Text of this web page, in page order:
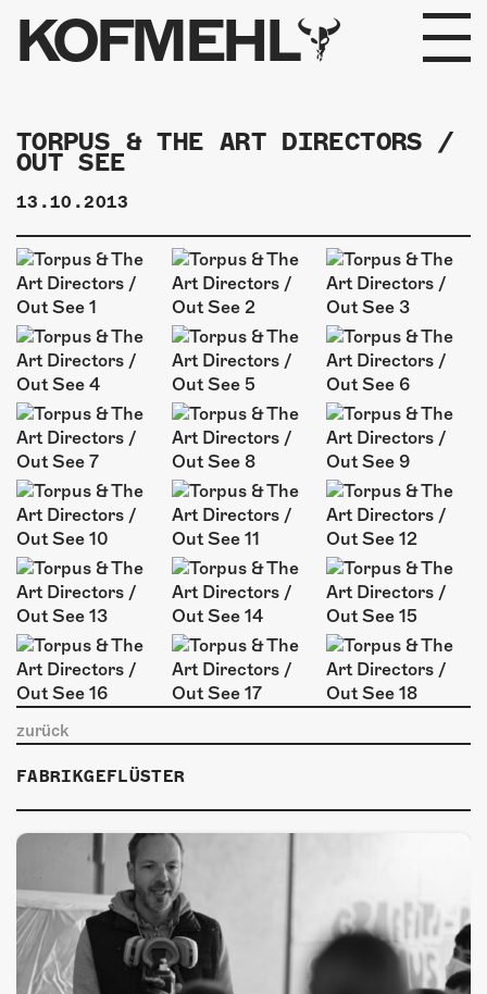
KOFMEHL
PROGRAMM
FABRIKGEFLÜSTER
GALERIE
FOTOGALERIE
PHOTOMAT
INFOS
KONTAKT
ÜBER UNS
GÖNNEREI
SHOP
MITMACHEN
TORPUS & THE ART DIRECTORS /
OUT SEE
13.10.2013
zurück
FABRIKGEFLÜSTER